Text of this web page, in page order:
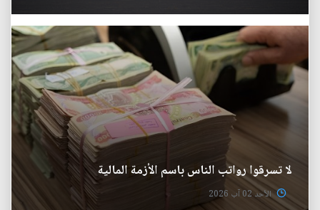
لا تسرقوا رواتب الناس باسم الأزمة المالية
الأحد 02 آب 2026